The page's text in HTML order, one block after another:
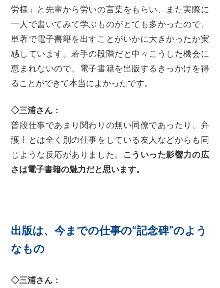
労様」と先輩から労いの言葉をもらい、また実際に
一人で書いてみて学ぶものがとても多かったので、
単著で電子書籍を出すことがいかに大きかったか実
感しています。若手の段階だと中々こうした機会に
恵まれないので、電子書籍を出版するきっかけを得
ることができて本当によかったです。
◇三浦さん：
普段仕事であまり関わりの無い同僚であったり、弁
護士とは全く別の仕事をしている友人などからも同
じような反応がありました。
こういった影響力の広
さは電子書籍の魅力だと思います。
出版は、今までの仕事の“記念碑”のよう
なもの
◇三浦さん：